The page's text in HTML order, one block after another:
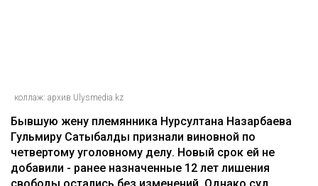
коллаж: архив Ulysmedia.kz
Бывшую жену племянника Нурсултана Назарбаева
Гульмиру Сатыбалды признали виновной по
четвертому уголовному делу. Новый срок ей не
добавили - ранее назначенные 12 лет лишения